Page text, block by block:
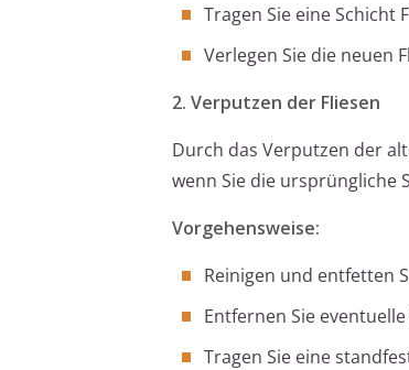
Tragen Sie eine Schicht
Verlegen Sie die neuen
2. Verputzen der Fliesen
Durch das Verputzen der
wenn Sie die ursprüngliche
Vorgehensweise:
Reinigen und entfetten
Entfernen Sie
Tragen Sie eine